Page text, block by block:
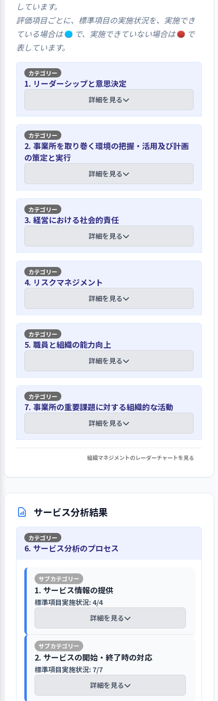
しています。
評価項目ごとに、標準項目の実施状況を、実施でき
ている場合は
で、実施できていない場合は
で
表しています。
1. リーダーシップと意思決定
詳細を見る
【講評】
職員は法人や事業所の考えをふまえ利用
者の意向を大切にした支援に取り組んで
います
法人のめざしている姿は、「理念」や
「目指すもの」で伝えられています。法
人の理念等をふまえ事業所では、事業
目的と運営方針を定めています。事業目
的では、生活の場の提供や日常生活の
援助を通し円滑な対人関係のためのコ
ミュニケーションの大切さを伝えてい
ます。事業所の考えは、職員にしっかり
周知されており、今回の第三者評価で
も利用者の視点を大切にし利用者に寄
りそった対応が随所に見られました。
利用者には、入所時にパンフレットや
重要事項説明書で伝えるほか、毎週お
こなっているメンバーミーティング・夕
食会などでも伝えています。
施設長は日々の話し合いや面談での職員
とコミュニケーションを大切にしていま
施設長や職員の役割は「等級フレー
ム」に定めています。事業所は少人数の
援のなかでの話し合いで進めています。
法人の考えは施設長会議に出席し把握
し事業所での引継ぎ時などで伝えてい
ます。施設長は職員との日々のコミュニ
ケーションを大切にすることが利用者
支援の向上にも結びつくと考え職員と
員とは年3回おこなう施設長面談で意向
を確認するほか施設長の考えも伝え職
員間で同じ目線で利用者の支援をおこ
なえるよう取り組んでいます。
法人の重要な案件は施設長会議や経営会
議で話し合い職員には職員会議で伝えて
います
法人の、重要な案件は施設長会議や経
営会議で検討し理事会等で決定してい
2. 事業所を取り巻く環境の把握・活用及び計画
の策定と実行
詳細を見る
【講評】
施設長と職員は利用者の意向を把握し利
用者目線を大切にした支援に取り組んで
います
事業所では、アットホームな雰囲気づ
くりや相談しやすい環境をつくり利用
者の変化を迅速に感じ取れるよう取り
組んでいます。利用者の意向は、日々の
会話のほか夕食会・ミーテイングや個
別面談で把握しています。個別面談は事
務室で丁寧に聞き取りをおこなってい
ます。ホーム卒業後も一人で生活できる
よう利用者に寄りそった対応も進めて
います。今回の第三者評価ではホームの
運営や職員の対応について多くの利用
者が満足と答えています。職員の意向は
職員会議や事業所での各所会議、年3回
の個別面談のほか日々の話し合いで理
解しています。
事業所が中・長期的に取り組むべき課題
題は、第二次事業計画の共同生活援助
事業の項目で明示されています。事業所
で、中・長期的に取り組む事が必要な
こない方向性や課題を明確にし、法人
の事業計画に反映しています。本年度事
業計画では、ホーム運営のできる職員
の育成や職員等の土日勤務体制の確保
等について具体的な内容が計画されて
います。法人では、各事業所間にまたが
る課題や法人全体での取り組みが必要
な内容は、課題ごとにワーキンググル
ープを立ち上げ対応や解決策などを検
討しています。
3. 経営における社会的責任
詳細を見る
【講評】
服務規定等で職員が守るべき規範や倫
理、基本マナーについて伝えています
職員が守るべき法や規範類は就業規則
等に明記しています。就業規則では服務
規定の項目で職務上の責任を自覚し誠
実に職務を遂行するとともに職場秩序
の維持に努めることをや基本原則、禁
止行為について定めています。職員に
は、入職時のオリエンテーションや新
人研修で遵守事項を伝えるほか、社会
人としての基本マナーについても、ル
ールや守秘義務、挨拶、身だしなみ、
体調管理、整理整頓、報告・連絡・相
談について伝えています。職員は毎年外
深めています。
事業所では利用者の意向や多様な相談に
丁寧に取り組み利用者の信頼を得ていま
す
事業所では利用者の意向をしっかり受
け止め利用者の視点で支援をおこなっ
ており、利用者アンケートではほとんど
の利用者がホームの運営や職員の対応
に満足していると答えています。利用者
とは毎日の朝夕の会話等での丁寧な対
応により利用者からの信頼が厚く、生
活のことや仕事などの相談もうけ職員
と利用者の良好な関係が今回の調査で
は随所で見られました。利用者の意見
や要望への対応は、契約書や重要事項
4. リスクマネジメント
詳細を見る
【講評】
利用者の安全確保については防災マニュ
アルや運営規程等で定めています
日々の支援のなかでの安全確保につい
ては防災マニュアルに定めています。防
災マニュアルでは、通報や防災対策、
火災発生時の組織体制と役割、緊急連
絡網等が記載されています。災害時の対
応では、震度5以上での管理者や職員、
す。事業所では各部屋ごとの備蓄につい
入所時に運営規程や契約書、重要事項
説明書で防災や災害時の対応を伝えて
います。被災時の事業や支援の継続の視
点から防災対策について見直すことが
電子データは共有フォルダーで保管しパ
スワードで漏えいや改ざんを防止してい
ます
ル類は、職員が必要な時いつでも確認
ができるよう事務室で保管しています。
利用者や家族等から提出された書類や
事業所運営に関わる重要な書類は鍵の
掛かる書庫に保管し施設長が管理責任
5. 職員と組織の能力向上
詳細を見る
【講評】
職員が日々の支援のなかで成長できるよ
うにベテラン等をバランスよく配置して
います
活フェア、福祉専門の求人サイトのほか
土日のアルバイトへの声かけ等でおこ
ています。職員の配置はベテラン・中
堅・新人をバランスよく配置し事業所
での日々の支援活動のなかで先輩の指
導を受けながら成長できるように取り
長会議や経営会議にて職員の育成と組
織力の向上の視点から検討しています。
職員には法人全体の業務を理解しても
らうことが大切と考え、定期的に事業
所間での異動をおこないスキル向上に
職員は任命事項の担当やワーキンググル
ープ参加で達成感を深めています
職員研修は本部や職員育成ワーキング
7. 事業所の重要課題に対する組織的な活動
詳細を見る
1. 事業所の重要課題に対して、目標設定・取り
1. 事業所の理念・基本方針の実現を図る上での重要課
題について、前年度具体的な目標を設定して取り組
る（その１）
【前年度の重要課題に対する組織的な活
動（評価機関によるまとめ）】
昨年度、グループホームの業務を担える
職員の育成・採用に力を入れました。利
用者の日常生活を豊かにする支援を継続
しておこなうためには、グループホーム
の内容を理解しグループホーム業務を担
える職員を増やすことを課題ととらえ取
組織マネジメントのレーダーチャートを見る
サービス分析結果
6. サービス分析のプロセス
1. サービス情報の提供
標準項目実施状況: 4/4
詳細を見る
【講評】
グループホーム独自の紹介冊子を作
り、生活実態を分かりやすく説明して
います
2. サービスの開始・終了時の対応
標準項目実施状況: 7/7
詳細を見る